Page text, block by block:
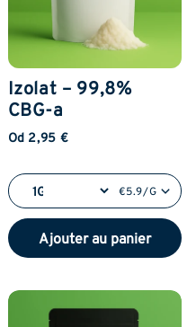
Izolat – 99,8%
CBG-a
Od 2,95 €
€5.9/G
Ajouter au panier